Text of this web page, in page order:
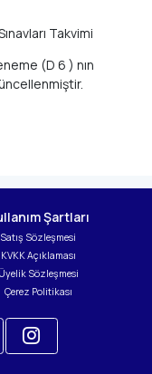
Takvimi
(D 6 ) nın
Şartları
Satış Sözleşmesi
KVKK Açıklaması
Üyelik Sözleşmesi
Çerez Politikası